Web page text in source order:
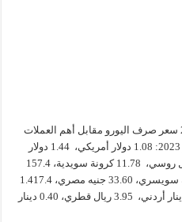
سعر صرف اليورو الاثنين 3 يوليو 2023 سعر صرف اليورو مقابل أهم العملات
العالمية والعربية، اليوم الاثنين 3 يوليو 2023: 1.08 دولار أمريكي، 1.44 دولار
كندي، 1.63 دولار استرالي، 96.82 روبل روسي، 11.78 كرونة سويدية، 157.4
ين ياباني.28.34 ليرة تركية،0.97 فرنك سويسري، 33.60 جنيه مصري، 1.417.4
دينار عراقي، 0.33 دينار كويتي، 0.77 دينار أردني، 3.95 ريال قطري، 0.40 دينار